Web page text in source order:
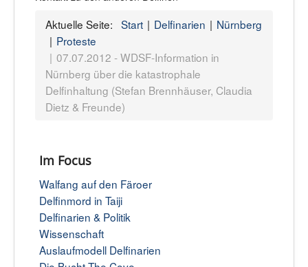
Aktuelle Seite: Start Delfinarien
Nürnberg
Proteste
07.07.2012 - WDSF-Information in
Nürnberg über die katastrophale
Delfinhaltung (Stefan Brennhäuser, Claudia
Dietz & Freunde)
Im Focus
Walfang auf den Färoer
Delfinmord in Taiji
Delfinarien & Politik
Wissenschaft
Auslaufmodell Delfinarien